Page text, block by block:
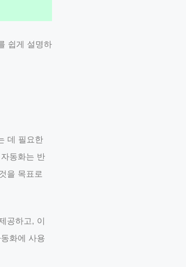
쉽게 설명하
데 필요한
동화는 반
을 목표로
공하고, 이
화에 사용